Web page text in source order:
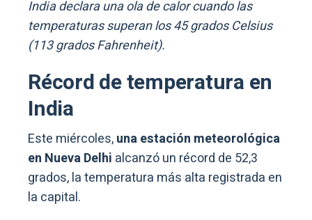
India declara una ola de calor cuando las
temperaturas superan los 45 grados Celsius
(113 grados Fahrenheit).
Récord de temperatura en
India
Este miércoles,una estación meteorológica
en Nueva Delhi alcanzó un récord de 52,3
grados, la temperatura más alta registrada en
la capital.